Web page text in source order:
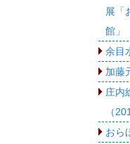
展「
館」
余目
加藤
庄内
（
おら